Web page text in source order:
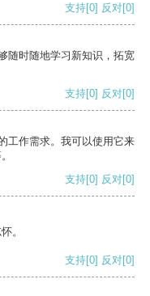
支持[0] 反对[0]
随时随地学习新知识，拓宽
支持[0] 反对[0]
工作需求。我可以使用它来
支持[0] 反对[0]
。
支持[0] 反对[0]